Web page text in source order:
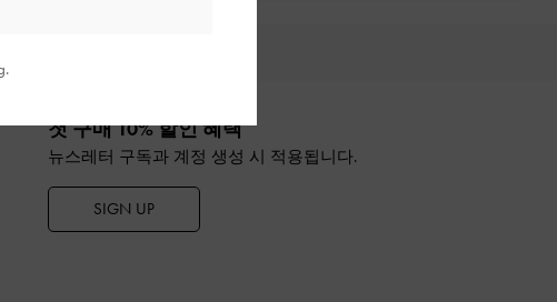
첫 구매 10% 할인 혜택
뉴스레터 구독과 계정 생성 시 적용됩니다.
SIGN UP